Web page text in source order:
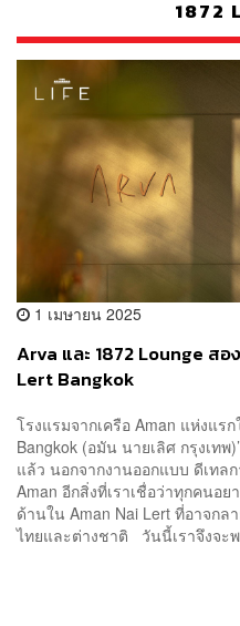
1872
1 เมษายน 2025
Arva และ 1872 Lounge ส
Lert Bangkok
โรงแรมจากเครือ Aman แห่งแรก
Bangkok (อมัน นายเลิศ กรุงเท
แล้ว นอกจากงานออกแบบ ดีเทล
Aman อีกสิ่งที่เราเชื่อว่าทุกคนอย
ด้านใน Aman Nai Lert ที่อาจก
ไทยและต่างชาติ วันนี้เราจึงจะ